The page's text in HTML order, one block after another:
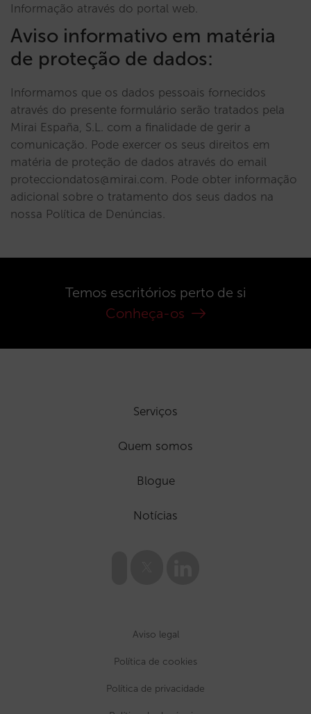
Informação através do portal web.
Aviso informativo em matéria
de proteção de dados:
Informamos que os dados pessoais fornecidos
através do presente formulário serão tratados pela
Mirai España, S.L. com a finalidade de gerir a
comunicação. Pode exercer os seus direitos em
matéria de proteção de dados através do email
protecciondatos@mirai.com. Pode obter informação
adicional sobre o tratamento dos seus dados na
nossa Política de Denúncias.
Temos escritórios perto de si
Conheça-os
Serviços
Quem somos
Blogue
Notícias
Aviso legal
Política de cookies
Política de privacidade